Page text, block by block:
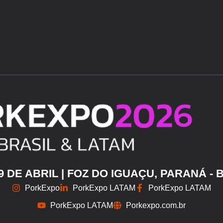
DE ABRIL | FOZ DO IGUAÇU, PARANÁ -
PorkExpo PorkExpo LATAM PorkExpo LATAM
PorkExpo LATAM Porkexpo.com.br